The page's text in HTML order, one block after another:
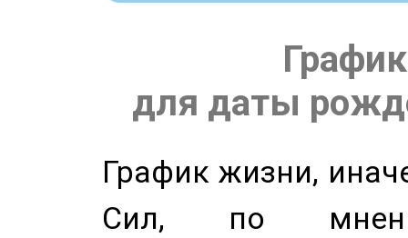
для даты
График жизни,
Сил, по